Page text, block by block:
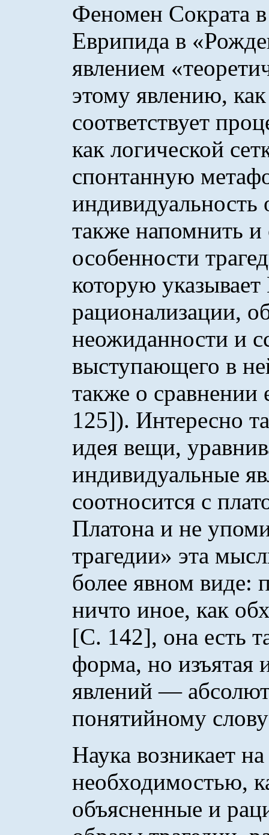
Феномен Сократа в
Еврипида в
явлением
этому явлению,
соответствует
как логической
спонтанную
также напомнить
особенности
которую
рационализации,
неожиданности и
выступающего в
также о
125]). Интересно
идея вещи,
индивидуальные
соотносится с
Платона и не
трагедии» эта
более явном виде:
ничто иное, как
[С. 142], она есть
форма, но изъятая
явлений —
понятийному
Наука возникает
необходимостью,
объясненные и